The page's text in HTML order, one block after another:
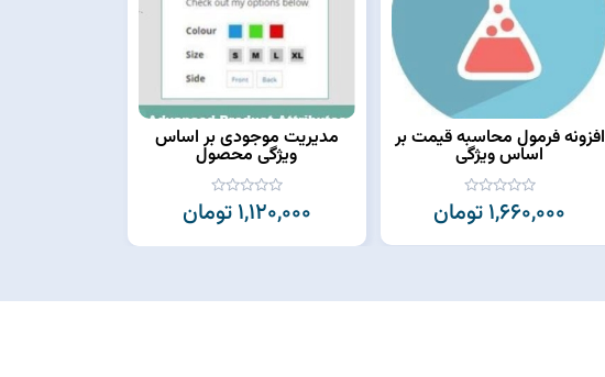
افزونه فرمول محاسبه قیمت بر
اساس ویژگی
1,660,000 تومان
مدیریت موجودی بر اساس
ویژگی محصول
1,120,000 تومان